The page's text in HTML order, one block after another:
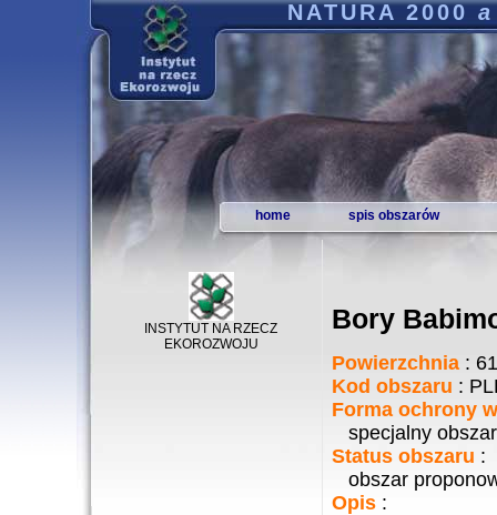
NATURA 2000
home spis obszarów
INSTYTUT NA RZECZ
EKOROZWOJU
Bory
Powierzchnia :
Kod obszaru :
Forma ochrony
specjalny
Status obszaru :
obszar
Opis :